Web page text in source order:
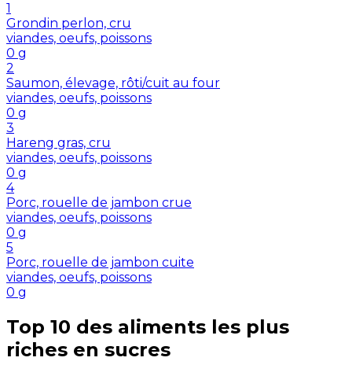
1
Grondin perlon, cru
viandes, oeufs, poissons
0 g
2
Saumon, élevage, rôti/cuit au four
viandes, oeufs, poissons
0 g
3
Hareng gras, cru
viandes, oeufs, poissons
0 g
4
Porc, rouelle de jambon crue
viandes, oeufs, poissons
0 g
5
Porc, rouelle de jambon cuite
viandes, oeufs, poissons
0 g
Top 10 des aliments les plus
riches en sucres